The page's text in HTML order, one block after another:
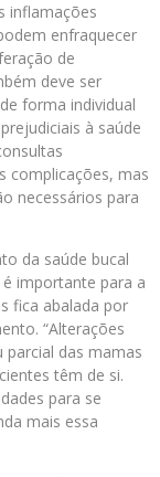
inflamações
enfraquecer
de
deve ser
forma individual
à saúde
complicações, mas
necessários para
da saúde bucal
importante para a
fica abalada por
“Alterações
das mamas
têm de si.
para se
mais essa